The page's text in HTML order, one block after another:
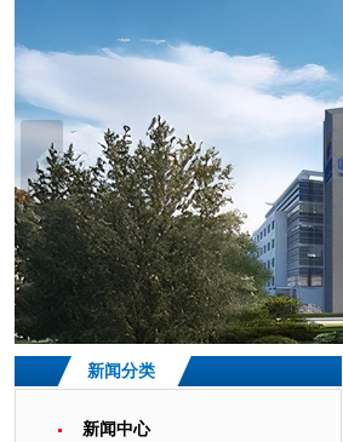
新闻分类
新闻中心